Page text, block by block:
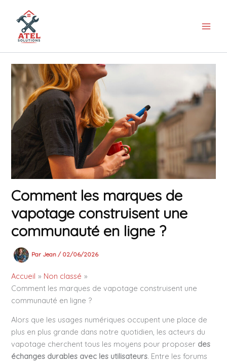
contenu
Comment les marques de
vapotage construisent une
communauté en ligne ?
Par Jean / 02/06/2026
Accueil
Non classé
Comment les marques de vapotage construisent une
communauté en ligne ?
Alors que les usages numériques occupent une place de
plus en plus grande dans notre quotidien, les acteurs du
vapotage cherchent tous les moyens pour proposer des
échanges durables avec les utilisateurs. Entre les forums